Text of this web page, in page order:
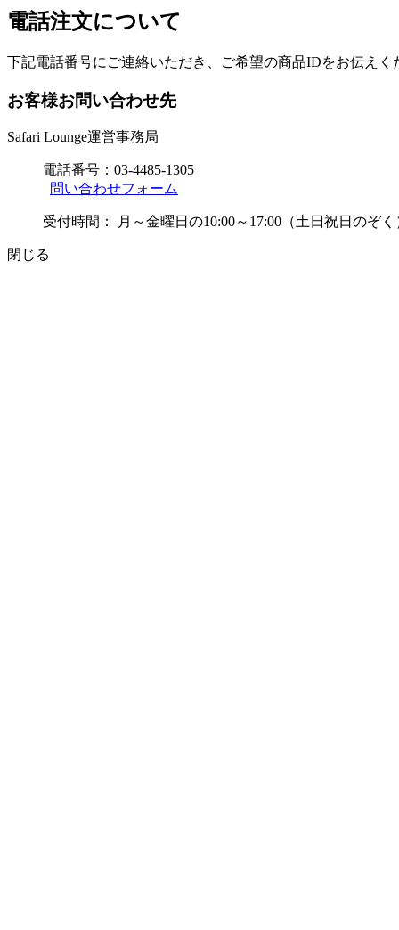
電話注文について
下記電話番号にご連絡いただき、ご希望の商品IDをお伝えく
お客様お問い合わせ先
Safari Lounge運営事務局
電話番号： 03-4485-1305
問い合わせフォーム
受付時間： 月～金曜日の10:00～17:00（土日祝日のぞく
閉じる